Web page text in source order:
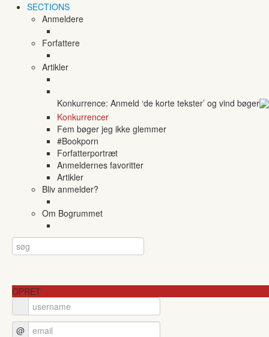
SECTIONS
Anmeldere
Forfattere
Artikler
Konkurrence: Anmeld ‘de korte tekster’ og vind bøger
Konkurrencer
Fem bøger jeg ikke glemmer
#Bookporn
Forfatterportræt
Anmeldernes favoritter
Artikler
Bliv anmelder?
Om Bogrummet
OPRET
@